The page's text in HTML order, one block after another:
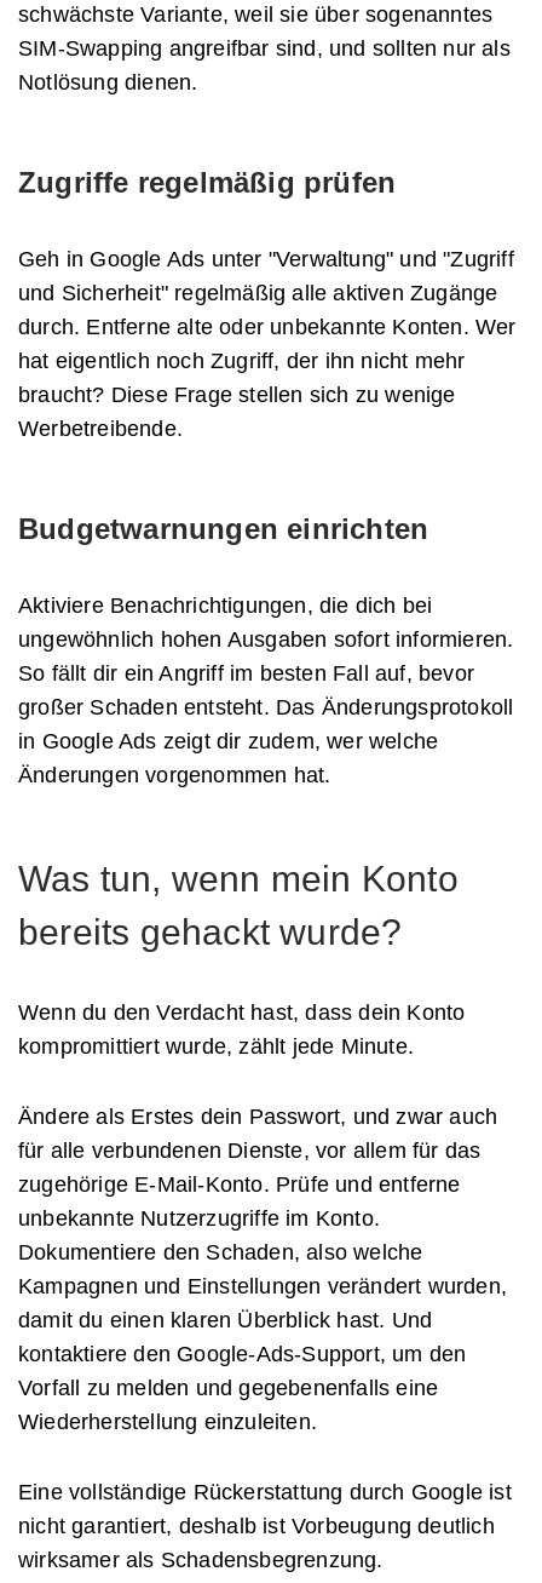
schwächste Variante, weil sie über sogenanntes
SIM-Swapping angreifbar sind, und sollten nur als
Notlösung dienen.
Zugriffe regelmäßig prüfen
Geh in Google Ads unter "Verwaltung" und "Zugriff
und Sicherheit" regelmäßig alle aktiven Zugänge
durch. Entferne alte oder unbekannte Konten. Wer
hat eigentlich noch Zugriff, der ihn nicht mehr
braucht? Diese Frage stellen sich zu wenige
Werbetreibende.
Budgetwarnungen einrichten
Aktiviere Benachrichtigungen, die dich bei
ungewöhnlich hohen Ausgaben sofort informieren.
So fällt dir ein Angriff im besten Fall auf, bevor
großer Schaden entsteht. Das Änderungsprotokoll
in Google Ads zeigt dir zudem, wer welche
Änderungen vorgenommen hat.
Was tun, wenn mein Konto
bereits gehackt wurde?
Wenn du den Verdacht hast, dass dein Konto
kompromittiert wurde, zählt jede Minute.
Ändere als Erstes dein Passwort, und zwar auch
für alle verbundenen Dienste, vor allem für das
zugehörige E-Mail-Konto. Prüfe und entferne
unbekannte Nutzerzugriffe im Konto.
Dokumentiere den Schaden, also welche
Kampagnen und Einstellungen verändert wurden,
damit du einen klaren Überblick hast. Und
kontaktiere den Google-Ads-Support, um den
Vorfall zu melden und gegebenenfalls eine
Wiederherstellung einzuleiten.
Eine vollständige Rückerstattung durch Google ist
nicht garantiert, deshalb ist Vorbeugung deutlich
wirksamer als Schadensbegrenzung.